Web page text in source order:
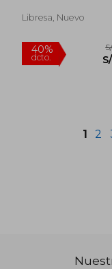
Libresa, Nuevo
1 2